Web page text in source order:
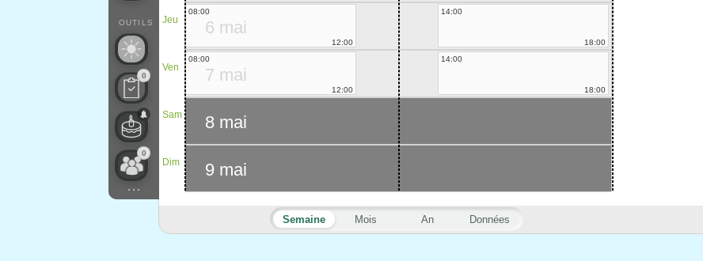
OUTILS
0
0
...
Semaine Mois An Données
Jeu
Ven
Sam
Dim
6 mai
08:00
12:00
14:00
18:00
7 mai
08:00
12:00
14:00
18:00
8 mai
9 mai